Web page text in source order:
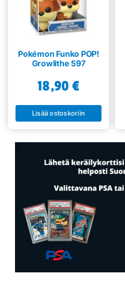
Pokémon Funko POP!
Growlithe 597
18,90 €
Lisää ostoskoriin